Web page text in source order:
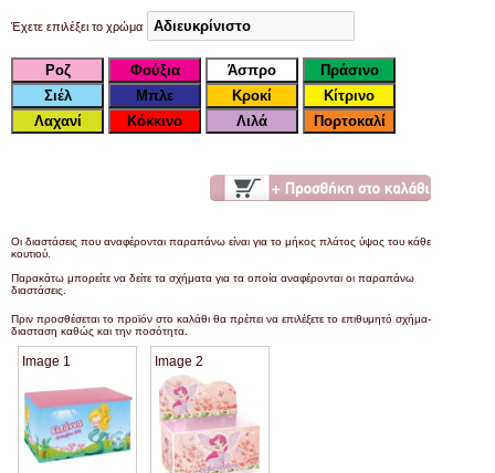
Έχετε επιλέξει το χρώμα
Οι διαστάσεις που αναφέρονται παραπάνω είναι για το μήκος πλάτος ύψος του κάθε
κουτιού.
Παρακάτω μπορείτε να δείτε τα σχήματα για τα οποία αναφέρονται οι παραπάνω
διαστάσεις.
Πριν προσθέσεται το προϊόν στο καλάθι θα πρέπει να επιλέξετε το επιθυμητό σχήμα-
διασταση καθώς και την ποσότητα.
Image 1 Image 2